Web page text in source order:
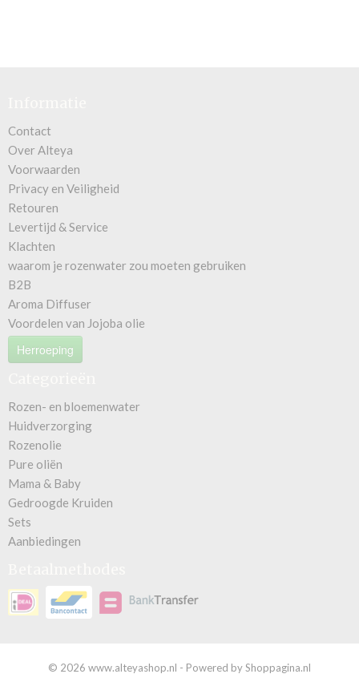
Contact
Over Alteya
Voorwaarden
Privacy en Veiligheid
Retouren
Levertijd & Service
Klachten
waarom je rozenwater zou moeten gebruiken
B2B
Aroma Diffuser
Voordelen van Jojoba olie
Herroeping
Rozen- en bloemenwater
Huidverzorging
Rozenolie
Pure oliën
Mama & Baby
Gedroogde Kruiden
Sets
Aanbiedingen
© 2026 www.alteyashop.nl - Powered by Shoppagina.nl